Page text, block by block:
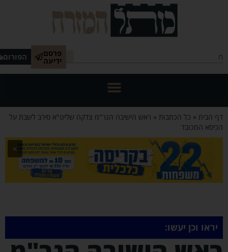
פרסם
ידיעה הפורום
הבית»כל הכתבות»ראש הישיבה הגר"מ צדקה שליט"א סירב לשבת על
המכובד
×
יראו וכן יעשו: